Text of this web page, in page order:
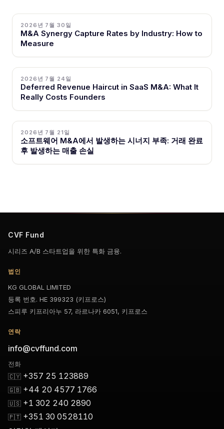
2026년 7월 30일
M&A Synergy Capture Rates by Industry: How to
Measure
2026년 7월 24일
Deferred Revenue Haircut in SaaS M&A: What It
Really Costs Founders
2026년 7월 21일
소프트웨어 M&A에서 발생하는 시너지 부족: 거래 완료
후 발생하는 매출 손실
CVF Fund
시리즈 A/B 스타트업을 위한 특화 금융.
법인
KG GLOBAL LIMITED
등록 번호. HE 399323 (키프로스)
스피루 키프리아누 57, 라르나카 6051, 키프로스
연락
info@cvffund.com
전화
🇨🇾 +357 25 123889
🇬🇧 +44 20 4577 1766
🇺🇸 +1 302 240 2890
🇵🇹 +351 30 0528110